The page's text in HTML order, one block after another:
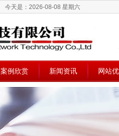
今天是： 2026-08-08 星期六
案例欣赏 新闻资讯 网站